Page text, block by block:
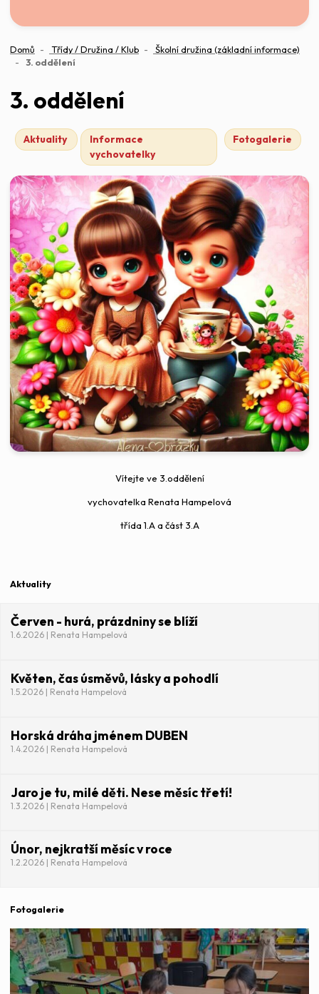
Domů Třídy / Družina / Klub
Školní družina (základní informace)
3. oddělení
3. oddělení
Aktuality
Informace
vychovatelky
Fotogalerie
Vítejte ve 3.oddělení
vychovatelka Renata Hampelová
třída 1.A a část 3.A
Aktuality
Červen - hurá, prázdniny se blíží
1.6.2026 | Renata Hampelová
Květen, čas úsměvů, lásky a pohodlí
1.5.2026 | Renata Hampelová
Horská dráha jménem DUBEN
1.4.2026 | Renata Hampelová
Jaro je tu, milé děti. Nese měsíc třetí!
1.3.2026 | Renata Hampelová
Únor, nejkratší měsíc v roce
1.2.2026 | Renata Hampelová
Fotogalerie